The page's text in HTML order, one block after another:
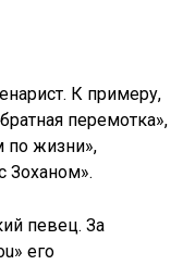
К примеру,
перемотка»,
по жизни»,
Зоханом».
певец. За
его